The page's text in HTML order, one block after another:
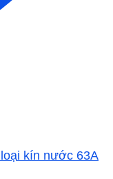
kín nước 63A